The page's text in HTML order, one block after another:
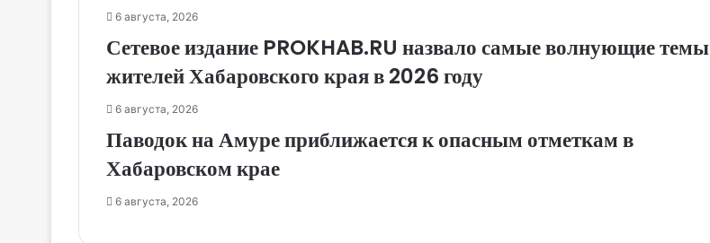
6 августа, 2026
Сетевое издание PROKHAB.RU назвало самые волнующие темы
жителей Хабаровского края в 2026 году
6 августа, 2026
Паводок на Амуре приближается к опасным отметкам в
Хабаровском крае
6 августа, 2026